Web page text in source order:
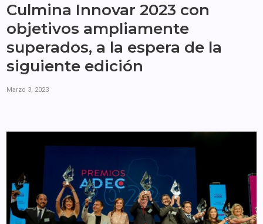
Culmina Innovar 2023 con
objetivos ampliamente
superados, a la espera de la
siguiente edición
Marzo 3, 2023